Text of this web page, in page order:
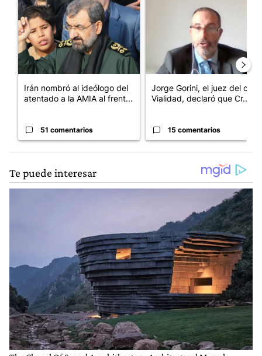
Irán nombró al ideólogo del
atentado a la AMIA al frent...
51 comentarios
Jorge Gorini, el juez del caso
Vialidad, declaró que Cr...
15 comentarios